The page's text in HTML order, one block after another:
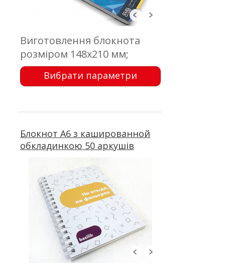
Виготовлення блокнота
розміром 148х210 мм;
обкладинка - палітурний
картон, кашировка; блок -
Вибрати параметри
Блокнот А6 з кашированной
обкладинкою 50 аркушів